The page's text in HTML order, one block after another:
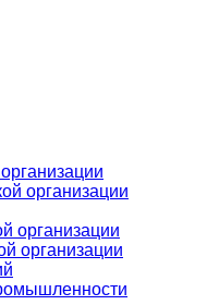
организации
организации
организации